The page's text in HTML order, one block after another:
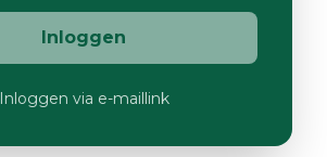
Inloggen
Inloggen via e-maillink